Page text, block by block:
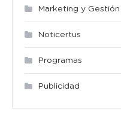
Marketing y
Noticertus
Programas
Publicidad